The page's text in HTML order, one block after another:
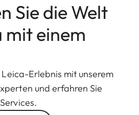
Sie die Welt
mit einem
Leica-Erlebnis mit unserem
und erfahren Sie